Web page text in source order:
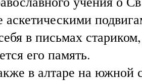
аскетическими
в письмах
его память.
в алтаре на южной